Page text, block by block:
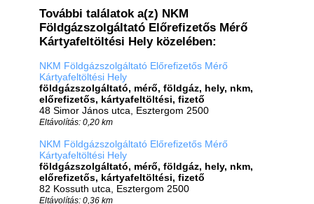
További találatok a(z) NKM
Földgázszolgáltató Előrefizetős Mérő
Kártyafeltöltési Hely közelében:
NKM Földgázszolgáltató Előrefizetős Mérő
Kártyafeltöltési Hely
földgázszolgáltató, mérő, földgáz, hely, nkm,
előrefizetős, kártyafeltöltési, fizető
48 Simor János utca, Esztergom 2500
Eltávolítás: 0,20 km
NKM Földgázszolgáltató Előrefizetős Mérő
Kártyafeltöltési Hely
földgázszolgáltató, mérő, földgáz, hely, nkm,
előrefizetős, kártyafeltöltési, fizető
82 Kossuth utca, Esztergom 2500
Eltávolítás: 0,36 km